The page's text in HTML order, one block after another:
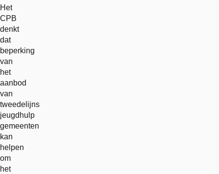
Het
CPB
denkt
dat
beperking
van
het
aanbod
van
tweedelijns
jeugdhulp
gemeenten
kan
helpen
om
het